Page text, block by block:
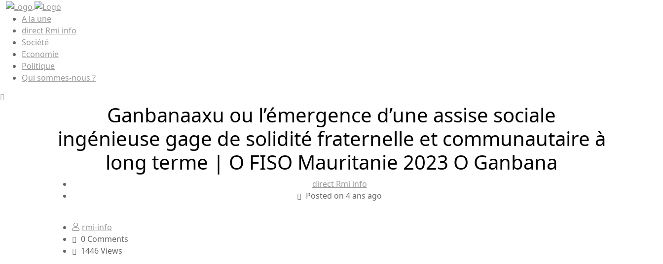
A la une
direct Rmi info
Société
Economie
Politique
Qui sommes-nous ?
Ganbanaaxu ou l’émergence d’une assise sociale
ingénieuse gage de solidité fraternelle et communautaire à
long terme | O FISO Mauritanie 2023 O Ganbana
direct Rmi info
Posted on 4 ans ago
rmi-info
0 Comments
1446 Views